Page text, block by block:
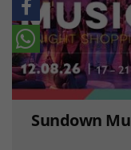
Sundown